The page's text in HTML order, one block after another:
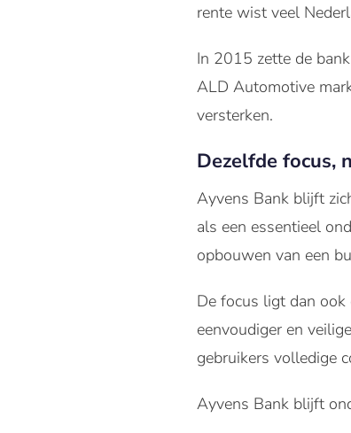
rente wist veel
In 2015 zette de
ALD Automotive
versterken.
Dezelfde focus,
Ayvens Bank blijft
als een essentieel
opbouwen van een
De focus ligt dan ook
eenvoudiger en
gebruikers volledige
Ayvens Bank blijft